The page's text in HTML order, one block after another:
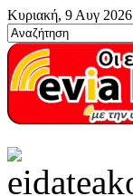
Κυριακή, 9 Αυγ 2026